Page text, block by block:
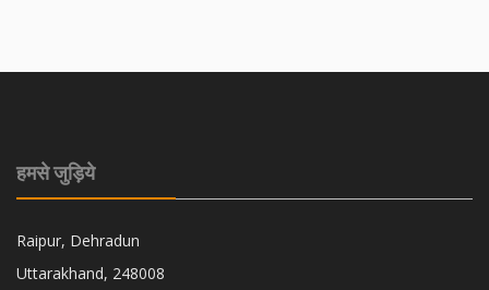
हमसे जुड़िये
Raipur, Dehradun
Uttarakhand, 248008